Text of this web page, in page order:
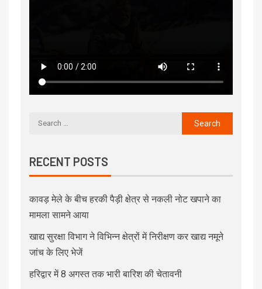
RECENT POSTS
कावड़ मेले के बीच हरकी पैड़ी क्षेत्र से नकली नोट खपाने का
मामला सामने आया
खाद्य सुरक्षा विभाग ने विभिन्न क्षेत्रों में निरीक्षण कर खाद्य नमूने
जांच के लिए भेजें
हरिद्वार में 8 अगस्त तक भारी बारिश की चेतावनी